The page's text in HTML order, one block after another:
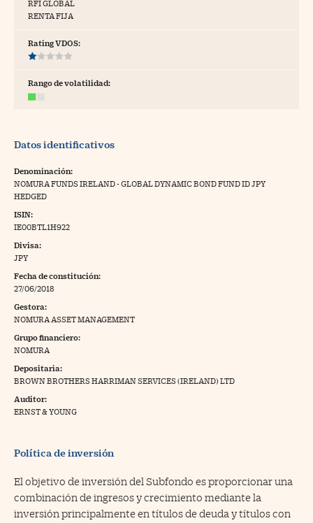
Pyme
Trading
a Cinco Días
RFI GLOBAL
RENTA FIJA
Rating VDOS:
Rango de volatilidad:
Datos identificativos
Denominación:
NOMURA FUNDS IRELAND - GLOBAL DYNAMIC BOND FUND ID JPY
HEDGED
ISIN:
IE00BTL1H922
Divisa:
JPY
Fecha de constitución:
27/06/2018
Gestora:
NOMURA ASSET MANAGEMENT
Grupo financiero:
NOMURA
Depositaria:
BROWN BROTHERS HARRIMAN SERVICES (IRELAND) LTD
Auditor:
ERNST & YOUNG
Política de inversión
El objetivo de inversión del Subfondo es proporcionar una
combinación de ingresos y crecimiento mediante la
inversión principalmente en títulos de deuda y títulos con